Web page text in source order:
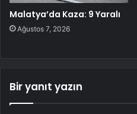
Malatya’da Kaza: 9 Yaralı
Ağustos 7, 2026
Bir yanıt yazın